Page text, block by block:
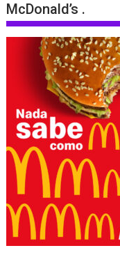
McDonald’s .